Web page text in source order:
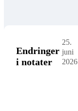
Endringer
i notater
25.
juni
2026